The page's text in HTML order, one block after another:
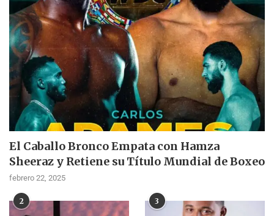
El Caballo Bronco Empata con Hamza
Sheeraz y Retiene su Título Mundial de Boxeo
febrero 22, 2025
2 3